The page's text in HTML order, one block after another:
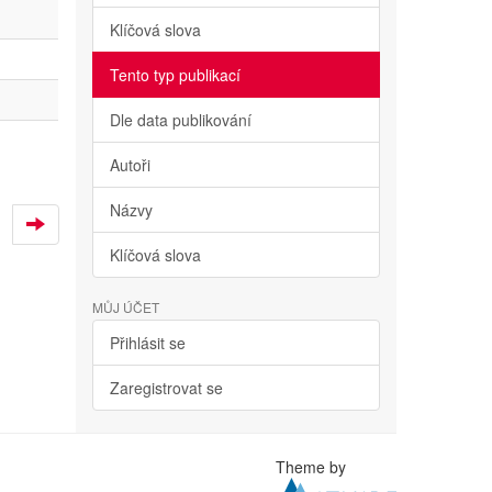
Klíčová slova
Tento typ publikací
Dle data publikování
Autoři
Názvy
Klíčová slova
MŮJ ÚČET
Přihlásit se
Zaregistrovat se
Theme by